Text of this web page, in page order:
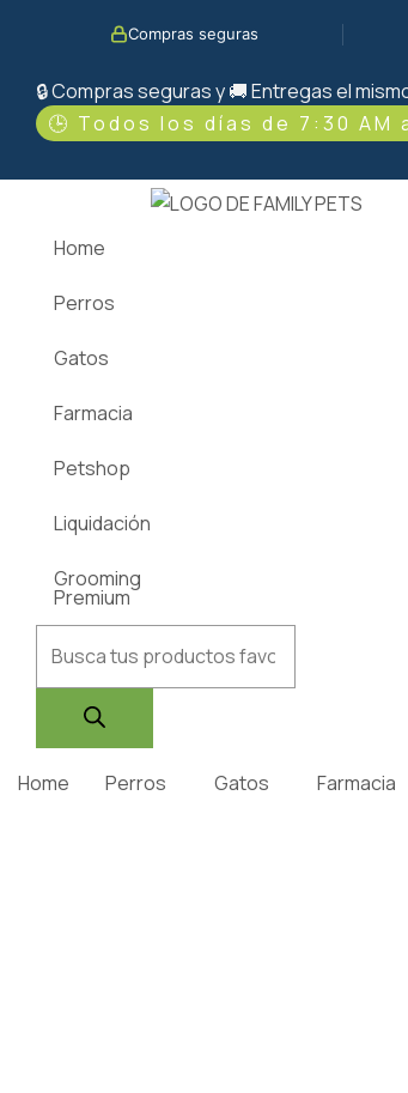
contenido
Compras seguras
🔒 Compras seguras y 🚚 Entregas el
🕒 Todos los días de 7:30 AM
Home
Perros
Gatos
Farmacia
Petshop
Liquidación
Grooming
Premium
productos
Home Perros Gatos Farmacia